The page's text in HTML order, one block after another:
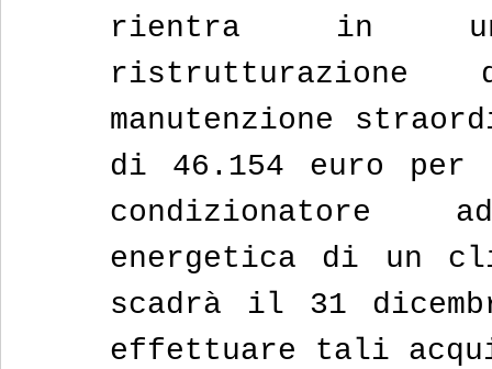
rientra in
manutenzione
di 46.154 euro
energetica di un
scadrà il 31
effettuare tali